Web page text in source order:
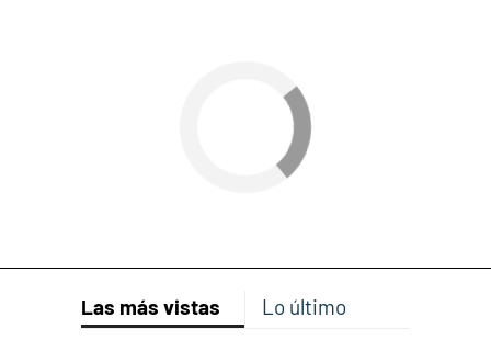
Las más vistas Lo último